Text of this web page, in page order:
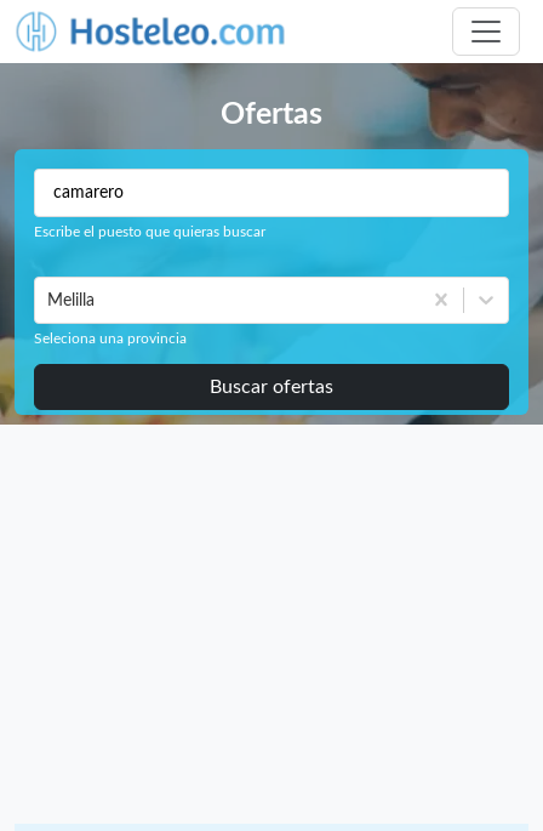
Ofertas
Escribe el puesto que quieras buscar
Melilla
Seleciona una provincia
Buscar ofertas